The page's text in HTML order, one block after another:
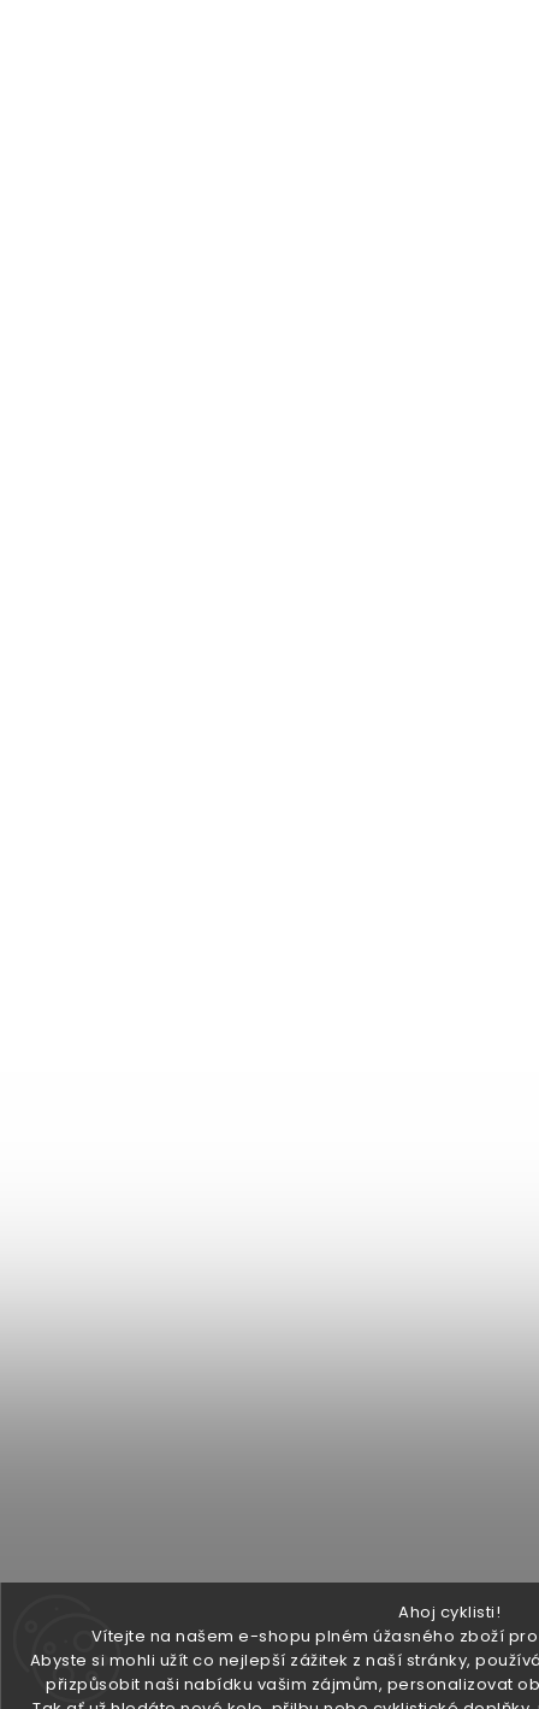
Ahoj cyklisti!
Vítejte na našem e-shopu plném úžasného zboží
Abyste si mohli užít co nejlepší zážitek z naší stránky,
přizpůsobit naši nabídku vašim zájmům, personalizovat